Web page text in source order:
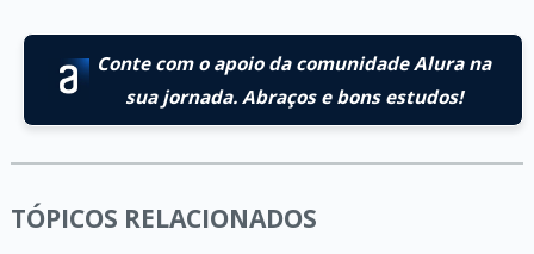
Conte com o apoio da comunidade Alura na
sua jornada. Abraços e bons estudos!
TÓPICOS RELACIONADOS